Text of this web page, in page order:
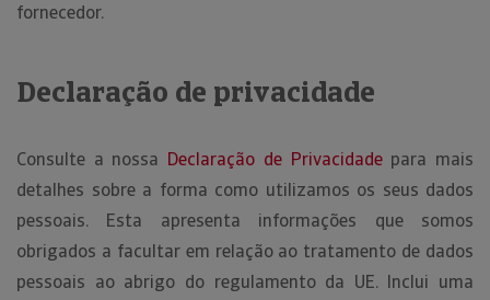
fornecedor.
Declaração de privacidade
Consulte a nossa Declaração de Privacidadepara mais
detalhes sobre a forma como utilizamos os seus dados
pessoais. Esta apresenta informações que somos
obrigados a facultar em relação ao tratamento de dados
pessoais ao abrigo do regulamento da UE. Inclui uma